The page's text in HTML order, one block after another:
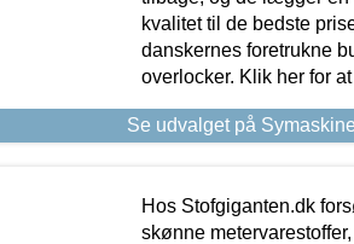
kvalitet til de bedste
danskernes foretrukne
overlocker. Klik her for
Se udvalget på
Hos Stofgiganten.dk
skønne